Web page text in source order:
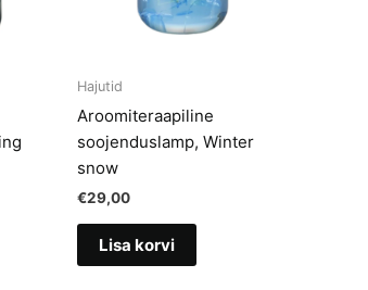
Hajutid
Aroomiteraapiline
soojenduslamp, Winter
snow
€29,00
Lisa korvi